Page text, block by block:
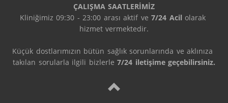
ÇALIŞMA SAATLERİMİZ
Kliniğimiz 09:30 - 23:00 arası aktif ve 7/24 Acil olarak
hizmet vermektedir.
Küçük dostlarımızın bütün sağlık sorunlarında ve aklınıza
takılan sorularla ilgili bizlerle 7/24 iletişime geçebilirsiniz.